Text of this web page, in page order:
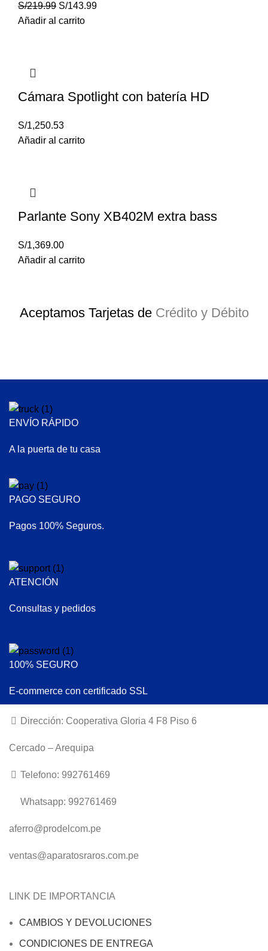
S/219.99 S/143.99
Añadir al carrito
Cámara Spotlight con batería HD
S/1,250.53
Añadir al carrito
Parlante Sony XB402M extra bass
S/1,369.00
Añadir al carrito
Aceptamos Tarjetas de Crédito y Débito
ENVÍO RÁPIDO
A la puerta de tu casa
PAGO SEGURO
Pagos 100% Seguros.
ATENCIÓN
Consultas y pedidos
100% SEGURO
E-commerce con certificado SSL
Dirección: Cooperativa Gloria 4 F8 Piso 6
Cercado – Arequipa
Telefono: 992761469
Whatsapp: 992761469
aferro@prodelcom.pe
ventas@aparatosraros.com.pe
LINK DE IMPORTANCIA
CAMBIOS Y DEVOLUCIONES
CONDICIONES DE ENTREGA